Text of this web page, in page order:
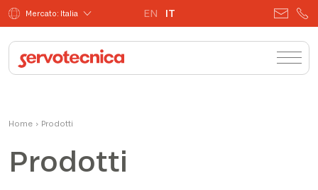
Mercato: Italia EN IT
Home › Prodotti
Prodotti